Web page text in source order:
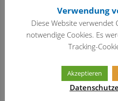
Aufwand, der sich lohnt:
Verwendung
Diese Website verwendet
notwendige Cookies. Es
Tracking-
Akzeptieren